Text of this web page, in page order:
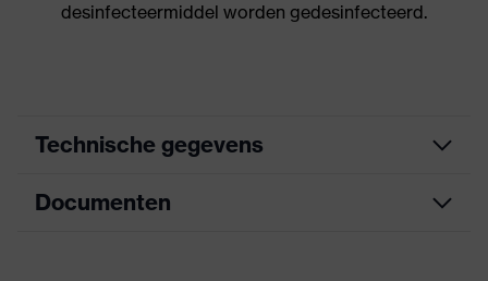
desinfecteermiddel worden gedesinfecteerd.
Technische gegevens
Zoek kleur
Documenten